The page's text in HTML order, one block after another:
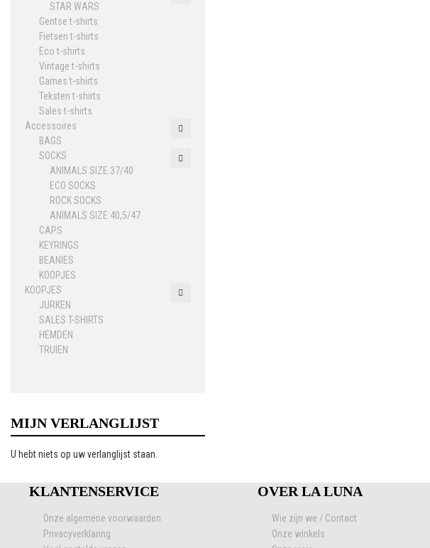
STAR WARS
Gentse t-shirts
Fietsen t-shirts
Eco t-shirts
Vintage t-shirts
Games t-shirts
Teksten t-shirts
Sales t-shirts
Accessoires
BAGS
SOCKS
ANIMALS SIZE 37/40
ECO SOCKS
ROCK SOCKS
ANIMALS SIZE 40,5/47
CAPS
KEYRINGS
BEANIES
KOOPJES
KOOPJES
JURKEN
SALES T-SHIRTS
HEMDEN
TRUIEN
MIJN VERLANGLIJST
U hebt niets op uw verlanglijst staan.
KLANTENSERVICE
Onze algemene voorwaarden
Privacyverklaring
OVER LA LUNA
Wie zijn we / Contact
Onze winkels